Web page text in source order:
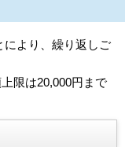
により、繰り返しご
限は20,000円まで